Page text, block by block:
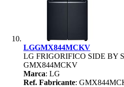
LGGMX844MCKV
LG FRIGORIFICO SIDE BY
GMX844MCKV
Marca: LG
Ref. Fabricante: